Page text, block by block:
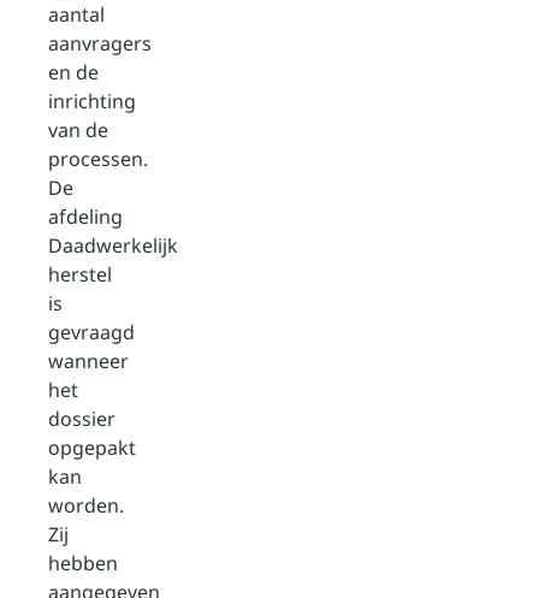
aantal
aanvragers
en de
inrichting
van de
processen.
De
afdeling
Daadwerkelijk
herstel
is
gevraagd
wanneer
het
dossier
opgepakt
kan
worden.
Zij
hebben
aangegeven